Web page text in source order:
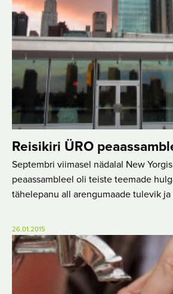
Reisikiri ÜRO
Septembri viimasel nädalal New
peaassambleel oli teiste teemade
tähelepanu all arengumaade tulevik
26.01.2015